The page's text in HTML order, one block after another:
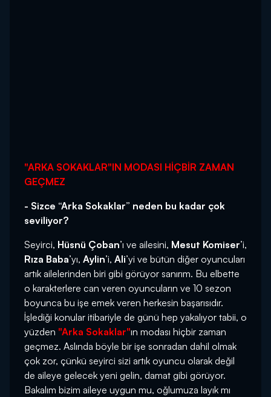
"ARKA SOKAKLAR"IN MODASI HİÇBİR ZAMAN
GEÇMEZ
- Sizce “Arka Sokaklar” neden bu kadar çok
seviliyor?
Seyirci, Hüsnü Çoban’ı ve ailesini, Mesut Komiser’i,
Rıza Baba’yı, Aylin’i, Ali’yi ve bütün diğer oyuncuları
artık ailelerinden biri gibi görüyor sanırım. Bu elbette
o karakterlere can veren oyuncuların ve 10 sezon
boyunca bu işe emek veren herkesin başarısıdır.
İşlediği konular itibariyle de günü hep yakalıyor tabii, o
yüzden "Arka Sokaklar"ın modası hiçbir zaman
geçmez. Aslında böyle bir işe sonradan dahil olmak
çok zor, çünkü seyirci sizi artık oyuncu olarak değil
de aileye gelecek yeni gelin, damat gibi görüyor.
Bakalım bizim aileye uygun mu, oğlumuza layık mı